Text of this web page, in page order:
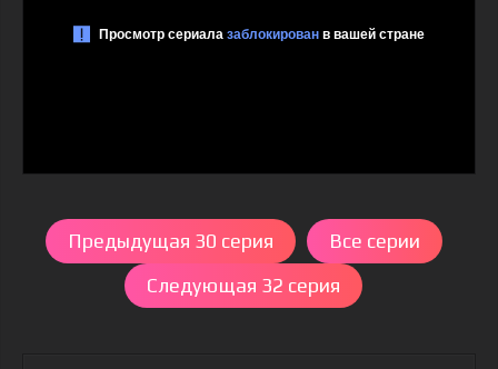
Предыдущая 30 серия
Все серии
Следующая 32 серия